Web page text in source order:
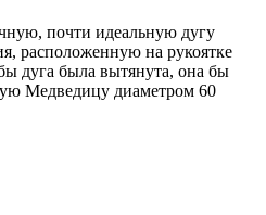
почти идеальную дугу
расположенную на рукоятке
дуга была вытянута, она бы
Медведицу диаметром 60